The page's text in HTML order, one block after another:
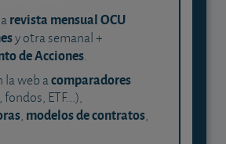
revista mensual OCU
y otra semanal +
de Acciones.
la web acomparadores
fondos, ETF...),
, modelos de contratos,